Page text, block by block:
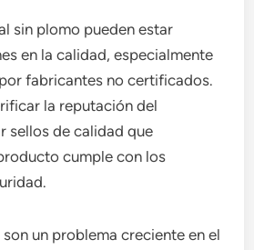
sin plomo pueden estar
en la calidad, especialmente
fabricantes no certificados.
la reputación del
sellos de calidad que
cumple con los
un problema creciente en el